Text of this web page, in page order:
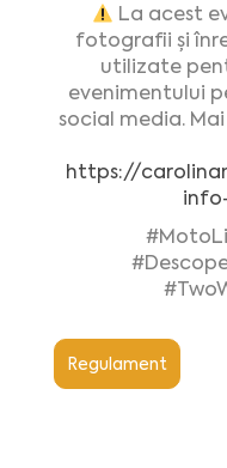
La acest
fotografii și
utilizate
evenimentului
social media.
https://
Regulament